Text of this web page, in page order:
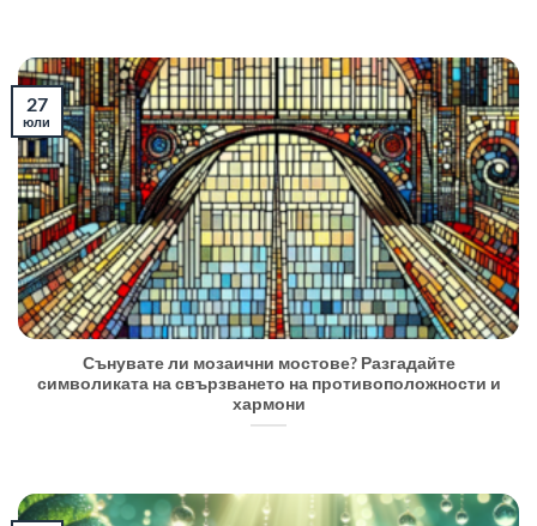
Сънувате ли мозаични мостове? Разгадайте
символиката на свързването на противоположности и
хармони
27
юли